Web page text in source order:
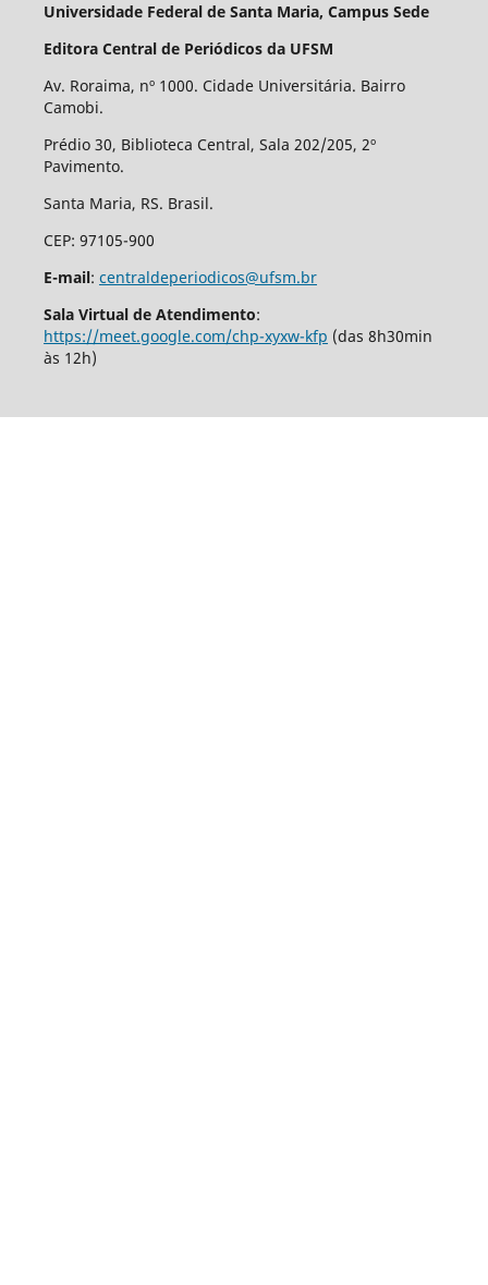
Universidade Federal de Santa Maria, Campus Sede
Editora Central de Periódicos da UFSM
Av. Roraima, nº 1000. Cidade Universitária. Bairro
Camobi.
Prédio 30, Biblioteca Central, Sala 202/205, 2º
Pavimento.
Santa Maria, RS. Brasil.
CEP: 97105-900
E-mail: centraldeperiodicos@ufsm.br
Sala Virtual de Atendimento:
https://meet.google.com/chp-xyxw-kfp (das 8h30min
às 12h)